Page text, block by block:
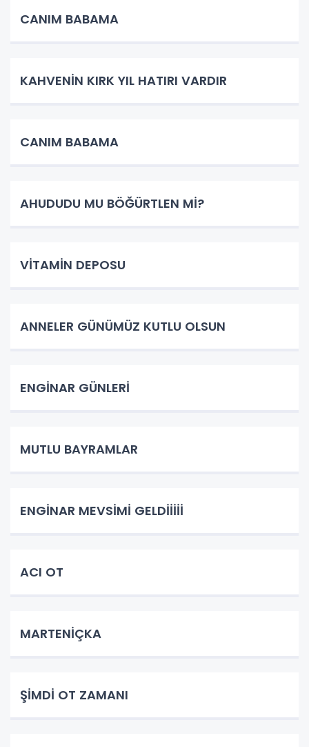
CANIM BABAMA
KAHVENİN KIRK YIL HATIRI VARDIR
CANIM BABAMA
AHUDUDU MU BÖĞÜRTLEN Mİ?
VİTAMİN DEPOSU
ANNELER GÜNÜMÜZ KUTLU OLSUN
ENGİNAR GÜNLERİ
MUTLU BAYRAMLAR
ENGİNAR MEVSİMİ GELDİİİİİ
ACI OT
MARTENİÇKA
ŞİMDİ OT ZAMANI